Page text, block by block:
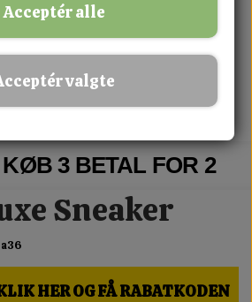
KØB 3 BETAL FOR 2
Sneaker
HER OG FÅ RABATKODEN
Acceptér alle
valgte